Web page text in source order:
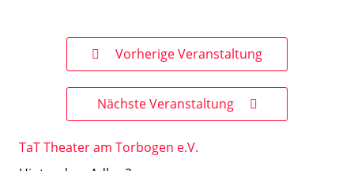
Vorherige Veranstaltung
Nächste Veranstaltung
TaT Theater am Torbogen e.V.